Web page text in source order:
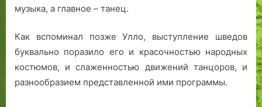
музыка, а главное – танец.
Как вспоминал позже Улло, выступление шведов
буквально поразило его и красочностью народных
костюмов, и слаженностью движений танцоров, и
разнообразием представленной ими программы.